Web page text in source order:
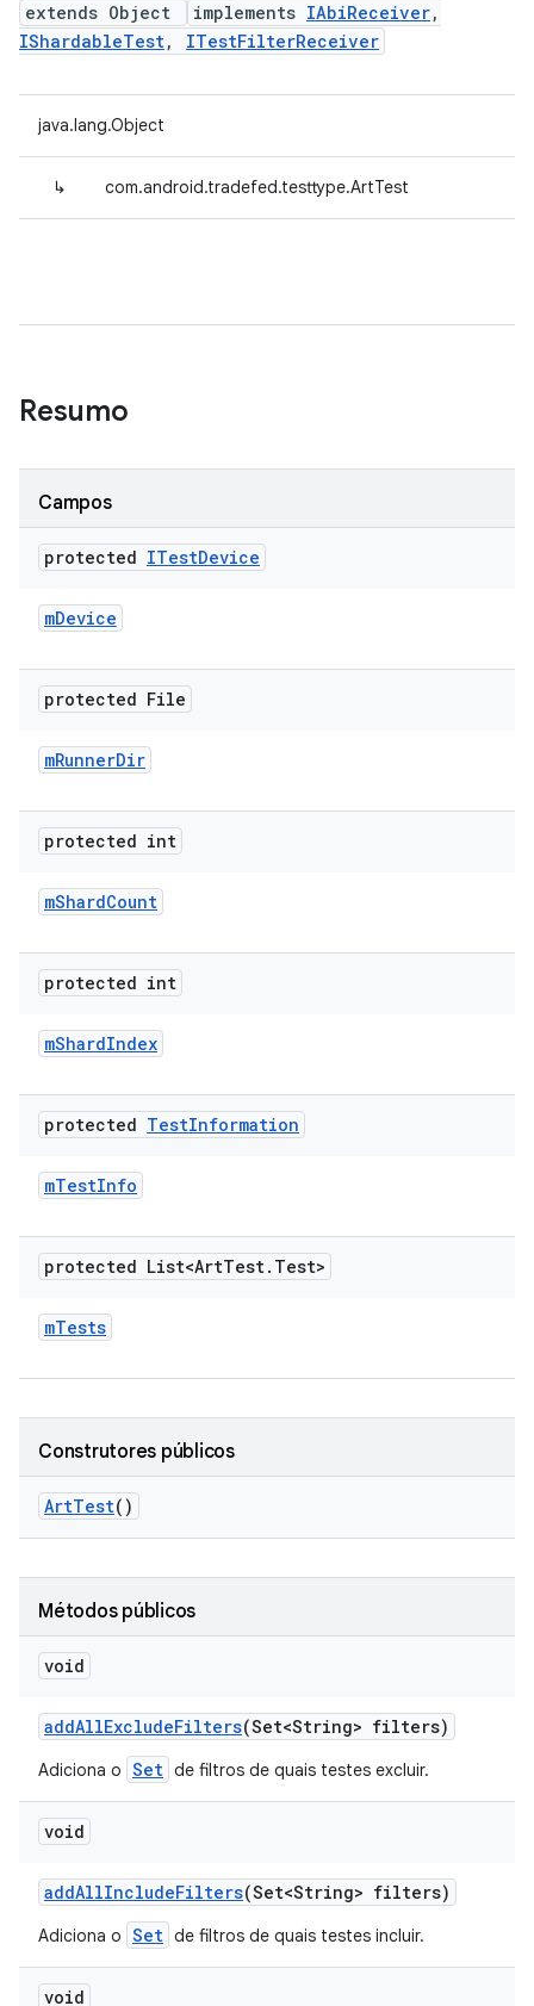
extends Object
implements IAbiReceiver,
IShardableTest, ITestFilterReceiver
java.lang.Object
↳ com.android.tradefed.testtype.ArtTest
Resumo
Campos
protected ITestDevice
mDevice
protected File
mRunnerDir
protected int
mShardCount
protected int
mShardIndex
protected TestInformation
mTestInfo
protected List<ArtTest. Test>
mTests
Construtores públicos
ArtTest()
Métodos públicos
void
addAllExcludeFilters(Set<String> filters)
Adiciona o Set de filtros de quais testes excluir.
void
addAllIncludeFilters(Set<String> filters)
Adiciona o Set de filtros de quais testes incluir.
void